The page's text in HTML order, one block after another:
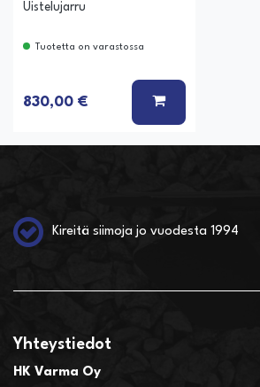
Uistelujarru
Tuotetta on varastossa
830,00 € LISÄÄ KORIIN
Kireitä siimoja jo vuodesta 1994
Yhteystiedot
HK Varma Oy